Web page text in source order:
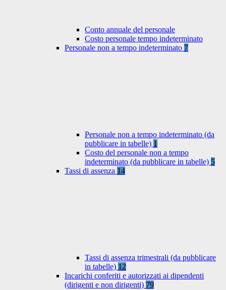
Conto annuale del personale
Costo personale tempo indeterminato
Personale non a tempo indeterminato 7
Personale non a tempo indeterminato (da
pubblicare in tabelle) 1
Costo del personale non a tempo
indeterminato (da pubblicare in tabelle) 5
Tassi di assenza 14
Tassi di assenza trimestrali (da pubblicare
in tabelle) 12
Incarichi conferiti e autorizzati ai dipendenti
(dirigenti e non dirigenti) 79